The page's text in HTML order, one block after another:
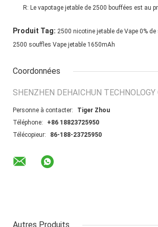
R: Le vapotage jetable de 2500 bouffées est au
Produit Tag: 2500 nicotine jetable de Vape 0%
2500 souffles Vape jetable 1650mAh
Coordonnées
SHENZHEN DEHAICHUN TECHNOLOGY
Personne à contacter:
Tiger Zhou
Téléphone:
+86 18823725950
Télécopieur:
86-188-23725950
Autres Produits